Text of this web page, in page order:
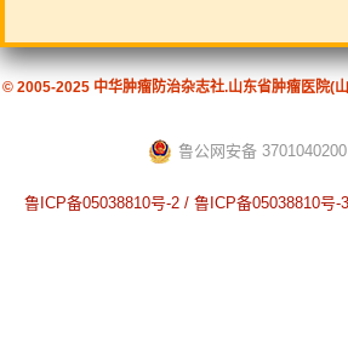
© 2005-2025 中华肿瘤防治杂志社.山东省肿瘤医院(
鲁公网安备
鲁ICP备05038810号-2 / 鲁ICP备05038810号-